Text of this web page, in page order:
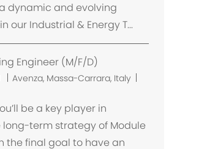
dynamic and evolving
our Industrial & Energy T...
Engineer (M/F/D)
位
Avenza, Massa-Carrara, Italy
be a key player in
long-term strategy of Module
the final goal to have an